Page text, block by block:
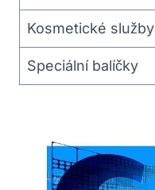
Kosmetické⁢ služby
Speciální balíčky